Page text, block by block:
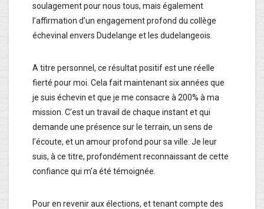
soulagement pour nous tous, mais également
l’affirmation d’un engagement profond du collège
échevinal envers Dudelange et les dudelangeois.
A titre personnel, ce résultat positif est une réelle
fierté pour moi. Cela fait maintenant six années que
je suis échevin et que je me consacre à 200% à ma
mission. C’est un travail de chaque instant et qui
demande une présence sur le terrain, un sens de
l’écoute, et un amour profond pour sa ville. Je leur
suis, à ce titre, profondément reconnaissant de cette
confiance qui m’a été témoignée.
Pour en revenir aux élections, et tenant compte des